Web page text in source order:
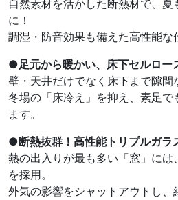
自然素材を活かした断熱材で、
に！
調湿・防音効果も備えた高性能な
●足元から暖かい、床下セルロー
壁・天井だけでなく床下まで隙間
冬場の「床冷え」を抑え、素足で
ます。
●断熱抜群！高性能トリプルガラ
熱の出入りが最も多い「窓」には
を採用。
外気の影響をシャットアウトし、